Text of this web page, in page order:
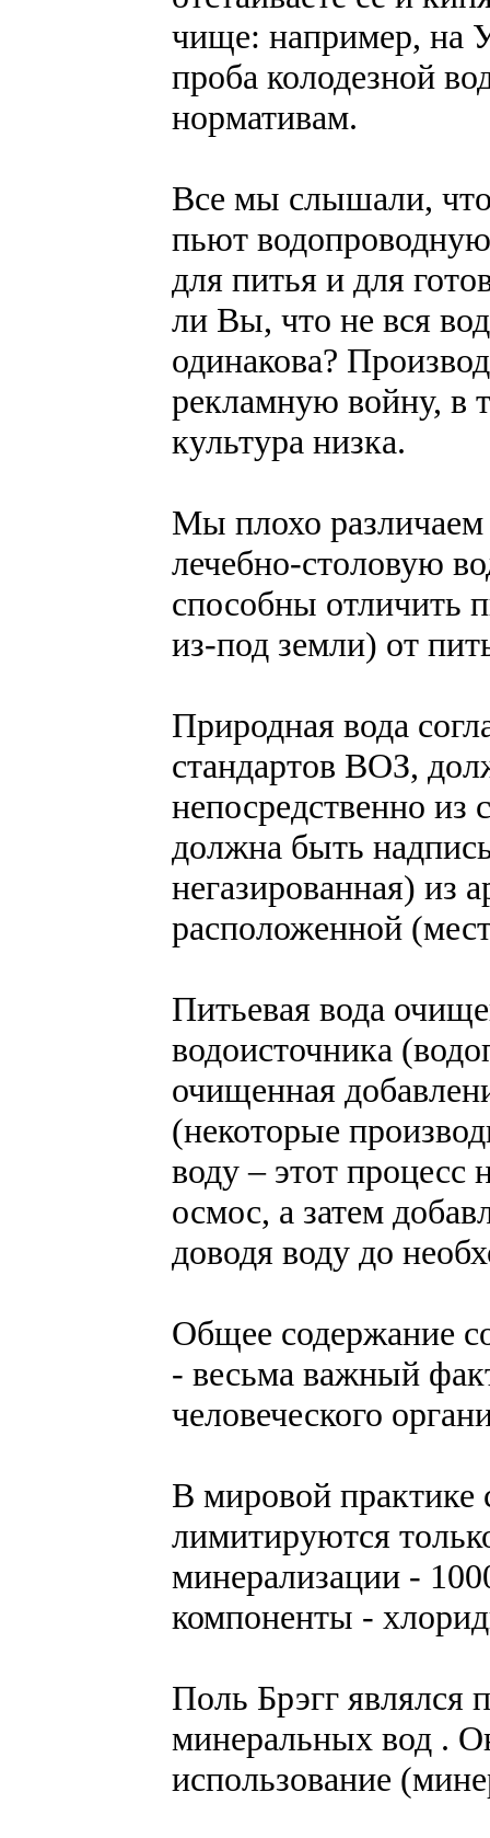
чище: например, на
проба колодезной
нормативам.
Все мы слышали,
пьют
для питья и для
ли Вы, что не вся
одинакова?
рекламную войну, в
культура низка.
Мы плохо
лечебно-столовую
способны отличить
из-под земли) от
Природная вода
стандартов ВОЗ,
непосредственно
должна быть
негазированная)
расположенной
Питьевая вода
водоисточника
очищенная
(некоторые
воду – этот процесс
осмос, а затем
доводя воду до
Общее содержание
- весьма важный
человеческого
В мировой практике
лимитируются
минерализации -
компоненты -
Поль Брэгг являлся
минеральных вод .
использование